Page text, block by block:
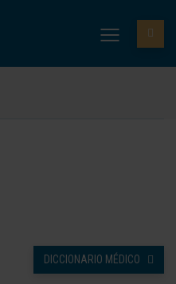
DICCIONARIO MÉDICO